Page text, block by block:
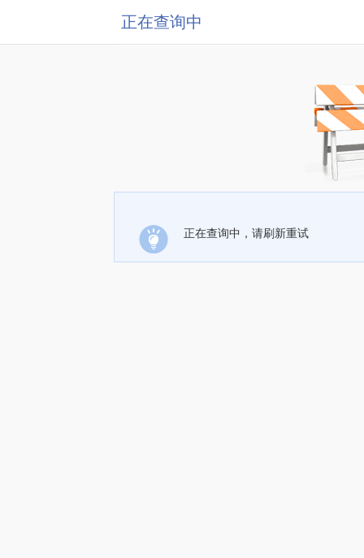
正在查询中
正在查询中，请刷新重试